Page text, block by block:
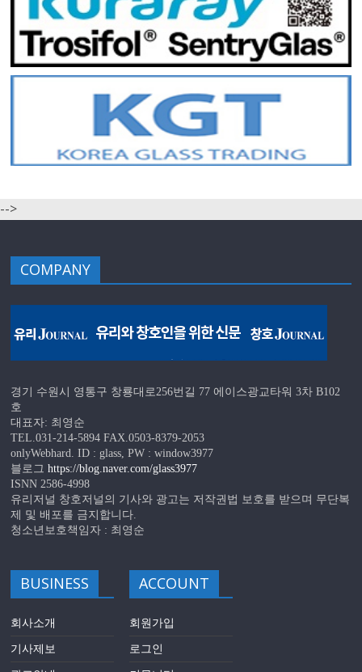
-->
COMPANY
경기 수원시 영통구 창룡대로256번길 77 에이스광교타워 3차 B102
호
대표자: 최영순
TEL.031-214-5894 FAX.0503-8379-2053
onlyWebhard. ID : glass, PW : window3977
블로그https://blog.naver.com/glass3977
ISNN 2586-4998
유리저널 창호저널의 기사와 광고는 저작권법 보호를 받으며 무단복
제 및 배포를 금지합니다.
청소년보호책임자 : 최영순
BUSINESS
회사소개
기사제보
ACCOUNT
회원가입
로그인